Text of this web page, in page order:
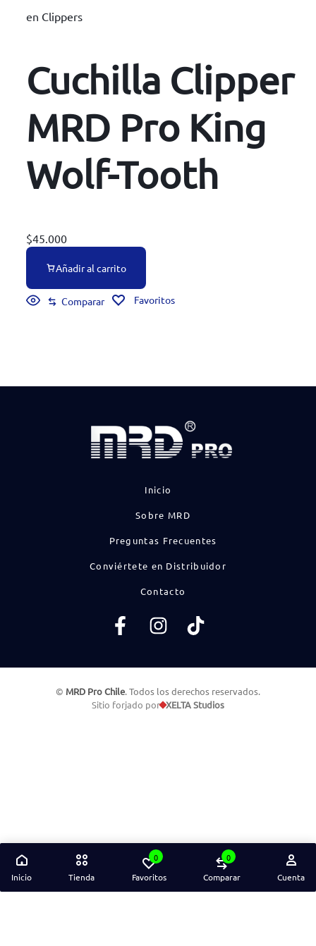
en Clippers
Cuchilla Clipper
MRD Pro King
Wolf-Tooth
$45.000
Añadir al carrito
Comparar Favoritos
Inicio
Sobre MRD
Preguntas Frecuentes
Conviértete en Distribuidor
Contacto
© MRD Pro Chile. Todos los derechos reservados.
Sitio forjado por XELTA Studios
Inicio Tienda
0
Favoritos
0
Comparar
Cuenta